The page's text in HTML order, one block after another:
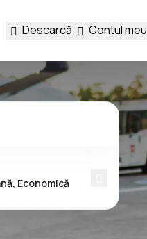
Descarcă Contul meu